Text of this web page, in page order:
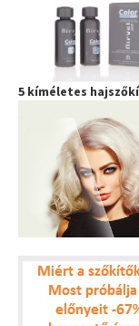
5 kíméletes